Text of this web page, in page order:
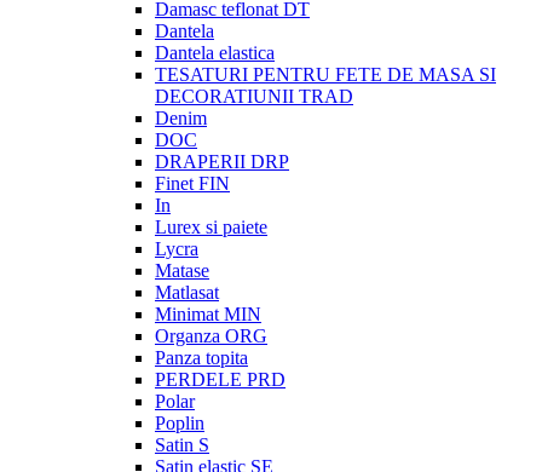
Damasc teflonat DT
Dantela
Dantela elastica
TESATURI PENTRU FETE DE MASA SI
DECORATIUNII TRAD
Denim
DOC
DRAPERII DRP
Finet FIN
In
Lurex si paiete
Lycra
Matase
Matlasat
Minimat MIN
Organza ORG
Panza topita
PERDELE PRD
Polar
Poplin
Satin S
Satin elastic SE